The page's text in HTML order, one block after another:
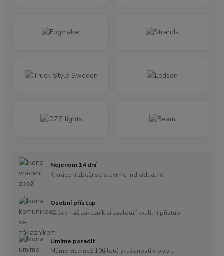
Nejenom 14 dní
K vrácení zboží se stavíme individuálně
Osobní přístup
Každý náš zákazník si zaslouží kvalitní přístup
Umíme poradit
Máme více než 10ti leté zkušenosti v oboru